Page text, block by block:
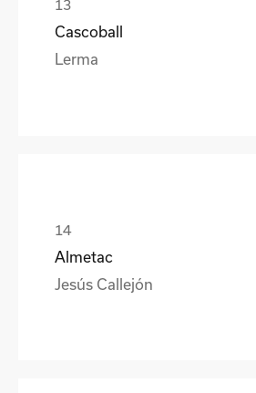
Cascoball
Lerma
Almetac
Jesús Callejón